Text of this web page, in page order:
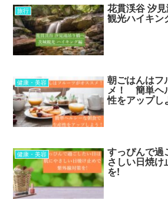
旅行 花貫渓谷 汐
観光ハイキン
健康・美容 朝ごはんはフ
メ！ 簡単ヘ
性をアップし
健康・美容 すっぴんで過
さしい日焼
を!